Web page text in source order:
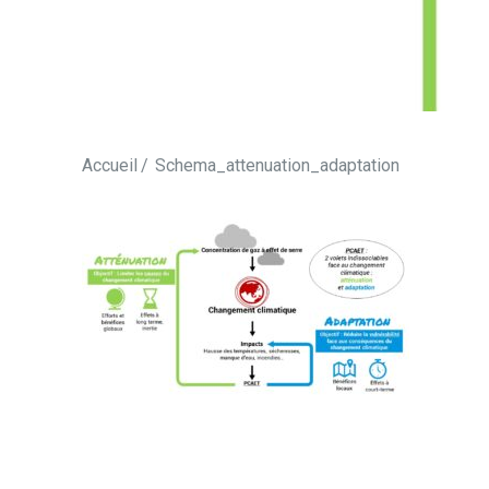
Accueil Schema_attenuation_adaptation